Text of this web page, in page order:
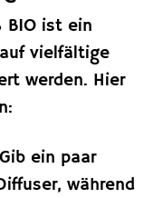
BIO ist ein
vielfältige
werden. Hier
Gib ein paar
während